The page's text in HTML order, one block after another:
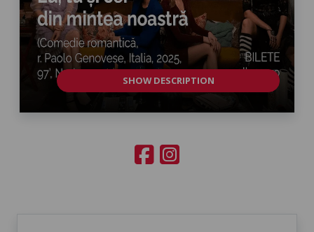
SHOW DESCRIPTION